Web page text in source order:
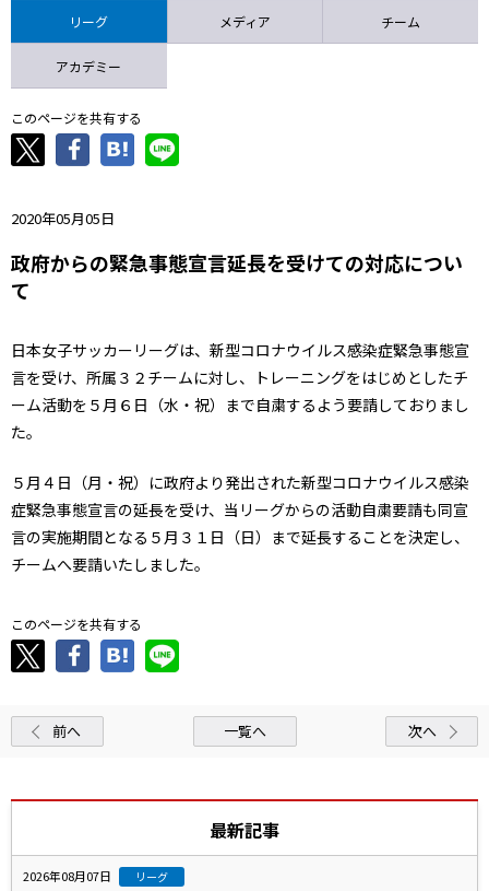
リーグ メディア チーム
アカデミー
このページを共有する
2020年05月05日
政府からの緊急事態宣言延長を受けての対応につい
て
日本女子サッカーリーグは、新型コロナウイルス感染症緊急事態宣
言を受け、所属３２チームに対し、トレーニングをはじめとしたチ
ーム活動を５月６日（水・祝）まで自粛するよう要請しておりまし
た。
５月４日（月・祝）に政府より発出された新型コロナウイルス感染
症緊急事態宣言の延長を受け、当リーグからの活動自粛要請も同宣
言の実施期間となる５月３１日（日）まで延長することを決定し、
チームへ要請いたしました。
このページを共有する
前へ 一覧へ 次へ
最新記事
2026年08月07日 リーグ